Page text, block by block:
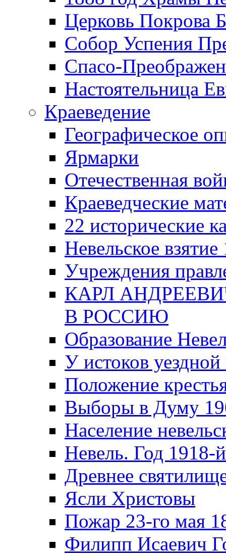
Церковь Покрова
Собор Успения
Спасо-
Настоятельница
Краеведение
Географическое
Ярмарки
Отечественная
Краеведческие
22 исторические
Невельское
Учреждения
КАРЛ
В РОССИЮ
Образование
У истоков
Положение
Выборы в Думу
Население
Невель. Год 1918-
Древнее
Ясли Христовы
Пожар 23-го мая
Филипп Исаевич